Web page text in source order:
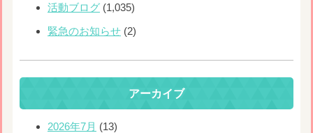
活動ブログ (1,035)
緊急のお知らせ (2)
アーカイブ
2026年7月 (13)